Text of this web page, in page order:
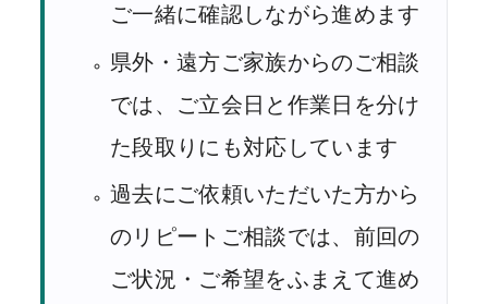
ご一緒に確認しながら進めます
県外・遠方ご家族からのご相談
では、ご立会日と作業日を分け
た段取りにも対応しています
過去にご依頼いただいた方から
のリピートご相談では、前回の
ご状況・ご希望をふまえて進め